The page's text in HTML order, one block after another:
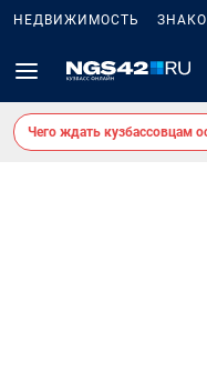
НЕДВИЖИМОСТЬ
Чего ждать кузбассовцам